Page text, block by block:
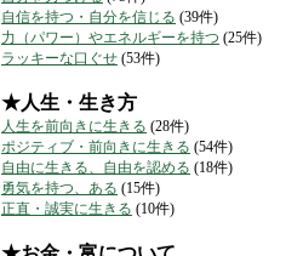
自信を持つ・自分を信じる (39件)
力（パワー）やエネルギーを持つ (25件)
ラッキーな口ぐせ (53件)
★人生・生き方
人生を前向きに生きる (28件)
ポジティブ・前向きに生きる (54件)
自由に生きる、自由を認める (18件)
勇気を持つ、ある (15件)
正直・誠実に生きる (10件)